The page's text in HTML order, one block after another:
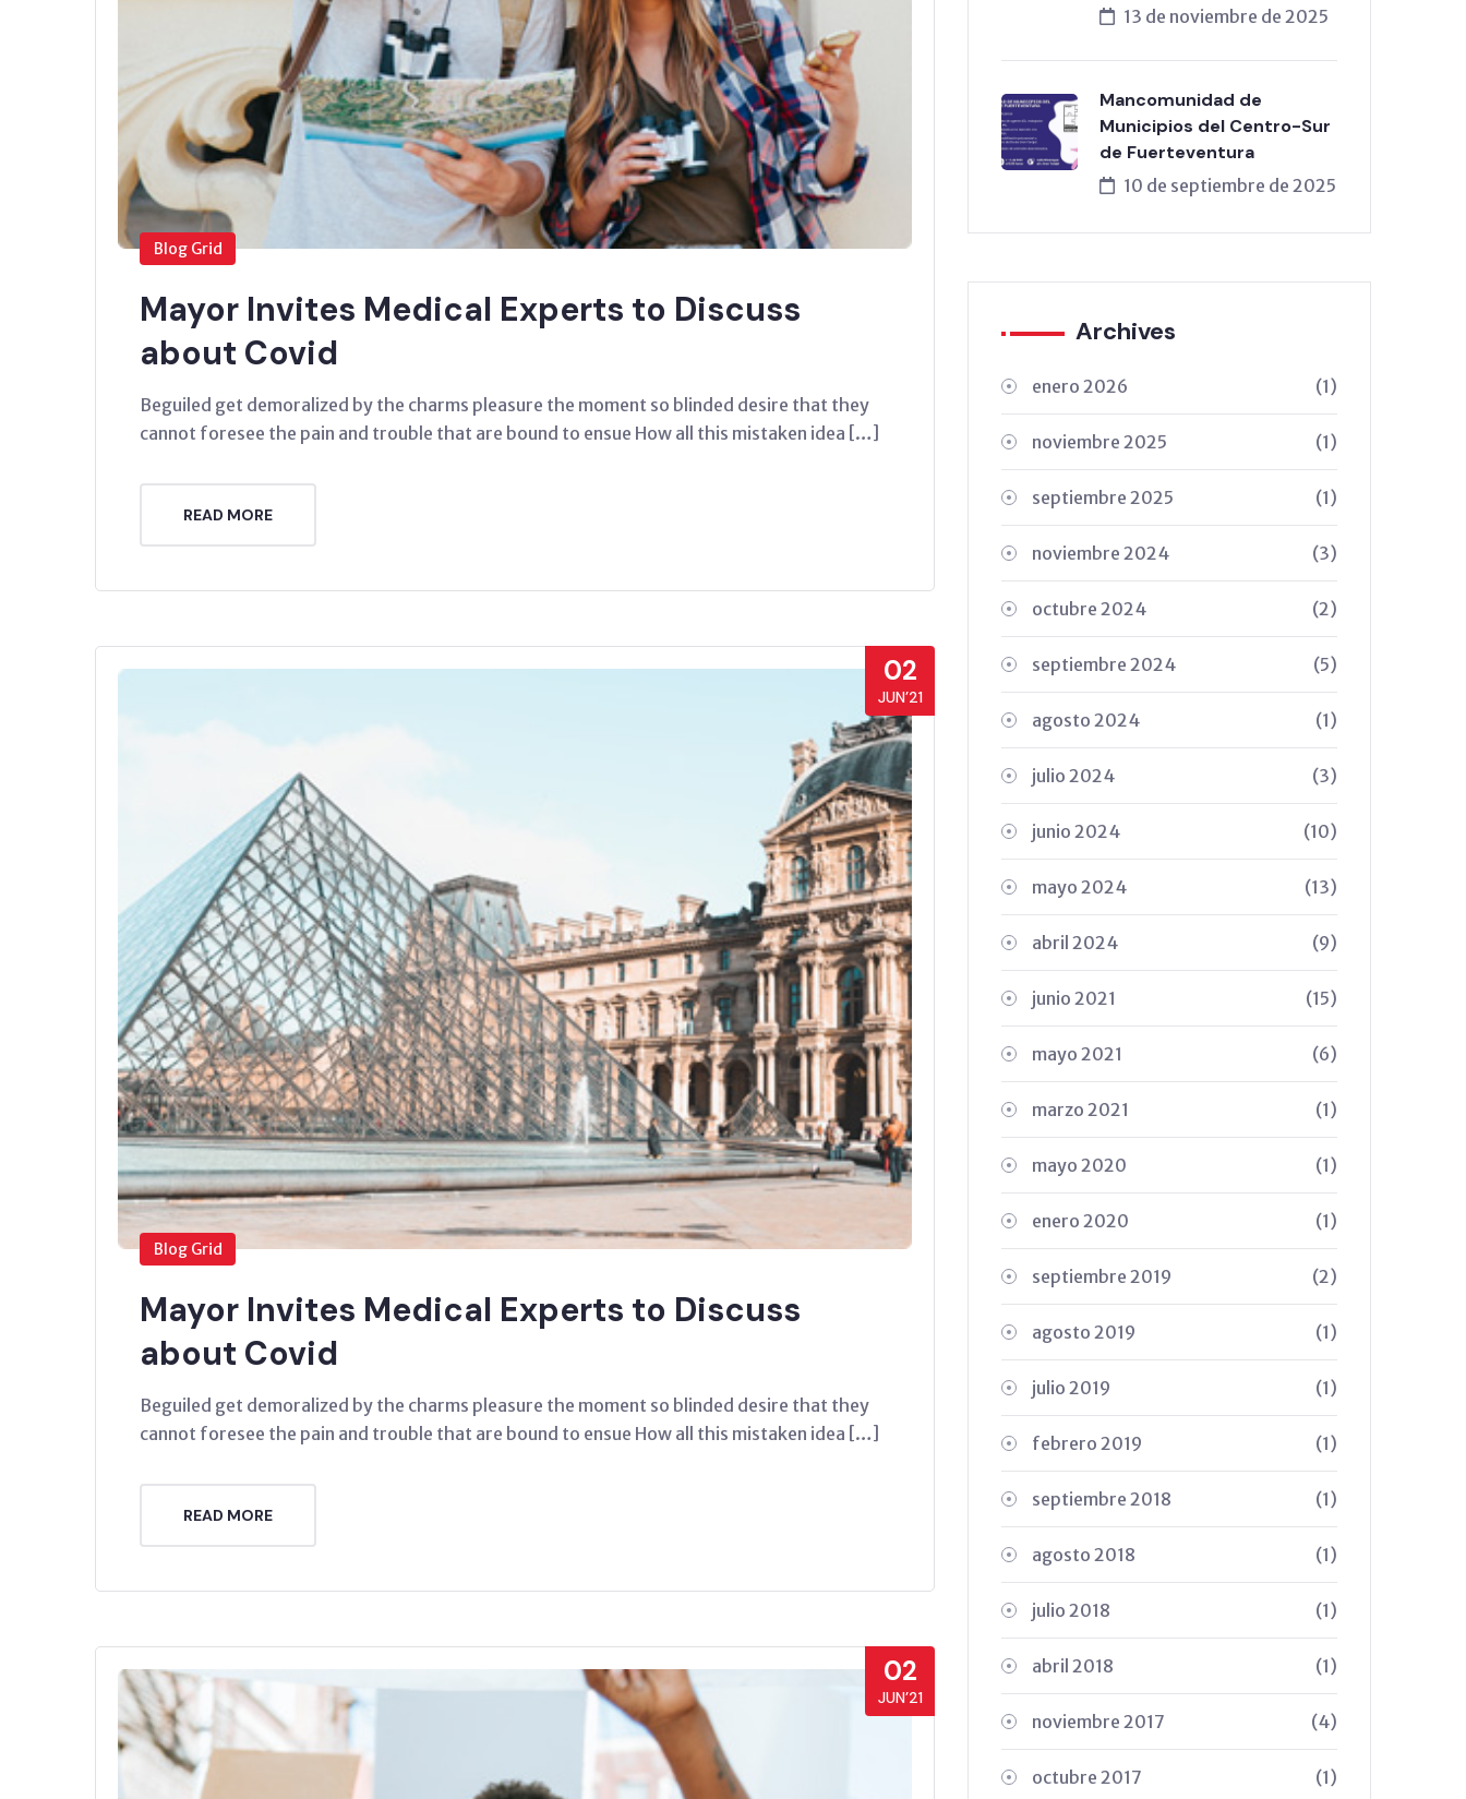
Blog Grid
Mayor Invites Medical Experts to Discuss
about Covid
Beguiled get demoralized by the charms pleasure the moment so blinded desire that they
cannot foresee the pain and trouble that are bound to ensue How all this mistaken idea […]
READ MORE
02
JUN’21
Blog Grid
Mayor Invites Medical Experts to Discuss
about Covid
Beguiled get demoralized by the charms pleasure the moment so blinded desire that they
cannot foresee the pain and trouble that are bound to ensue How all this mistaken idea […]
READ MORE
02
JUN’21
13 de noviembre de 2025
Mancomunidad de
Municipios del Centro-Sur
de Fuerteventura
10 de septiembre de 2025
Archives
enero 2026 (1)
noviembre 2025 (1)
septiembre 2025 (1)
noviembre 2024 (3)
octubre 2024 (2)
septiembre 2024 (5)
agosto 2024 (1)
julio 2024 (3)
junio 2024 (10)
mayo 2024 (13)
abril 2024 (9)
junio 2021 (15)
mayo 2021 (6)
marzo 2021 (1)
mayo 2020 (1)
enero 2020 (1)
septiembre 2019 (2)
agosto 2019 (1)
julio 2019 (1)
febrero 2019 (1)
septiembre 2018 (1)
agosto 2018 (1)
julio 2018 (1)
abril 2018 (1)
noviembre 2017 (4)
octubre 2017 (1)